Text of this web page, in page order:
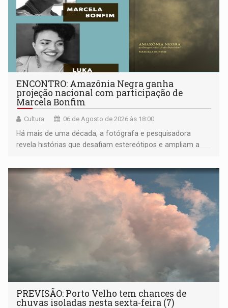
ENCONTRO: Amazônia Negra ganha
projeção nacional com participação de
Marcela Bonfim
Cultura 06 de Agosto de 2026 às 18:00
Há mais de uma década, a fotógrafa e pesquisadora
revela histórias que desafiam estereótipos e ampliam a
negras
PREVISÃO: Porto Velho tem chances de
chuvas isoladas nesta sexta-feira (7)